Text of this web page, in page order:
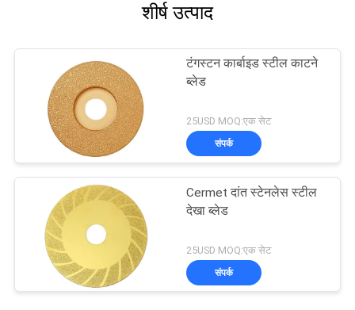
शीर्ष उत्पाद
टंगस्टन कार्बाइड स्टील काटने
ब्लेड
25USD MOQ:एक सेट
संपर्क
Cermet दांत स्टेनलेस स्टील
देखा ब्लेड
25USD MOQ:एक सेट
संपर्क